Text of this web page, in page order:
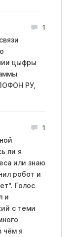
1
цыфры
РУ,
1
ли я
или знаю
робот и
Голос
и
с теми
чём я